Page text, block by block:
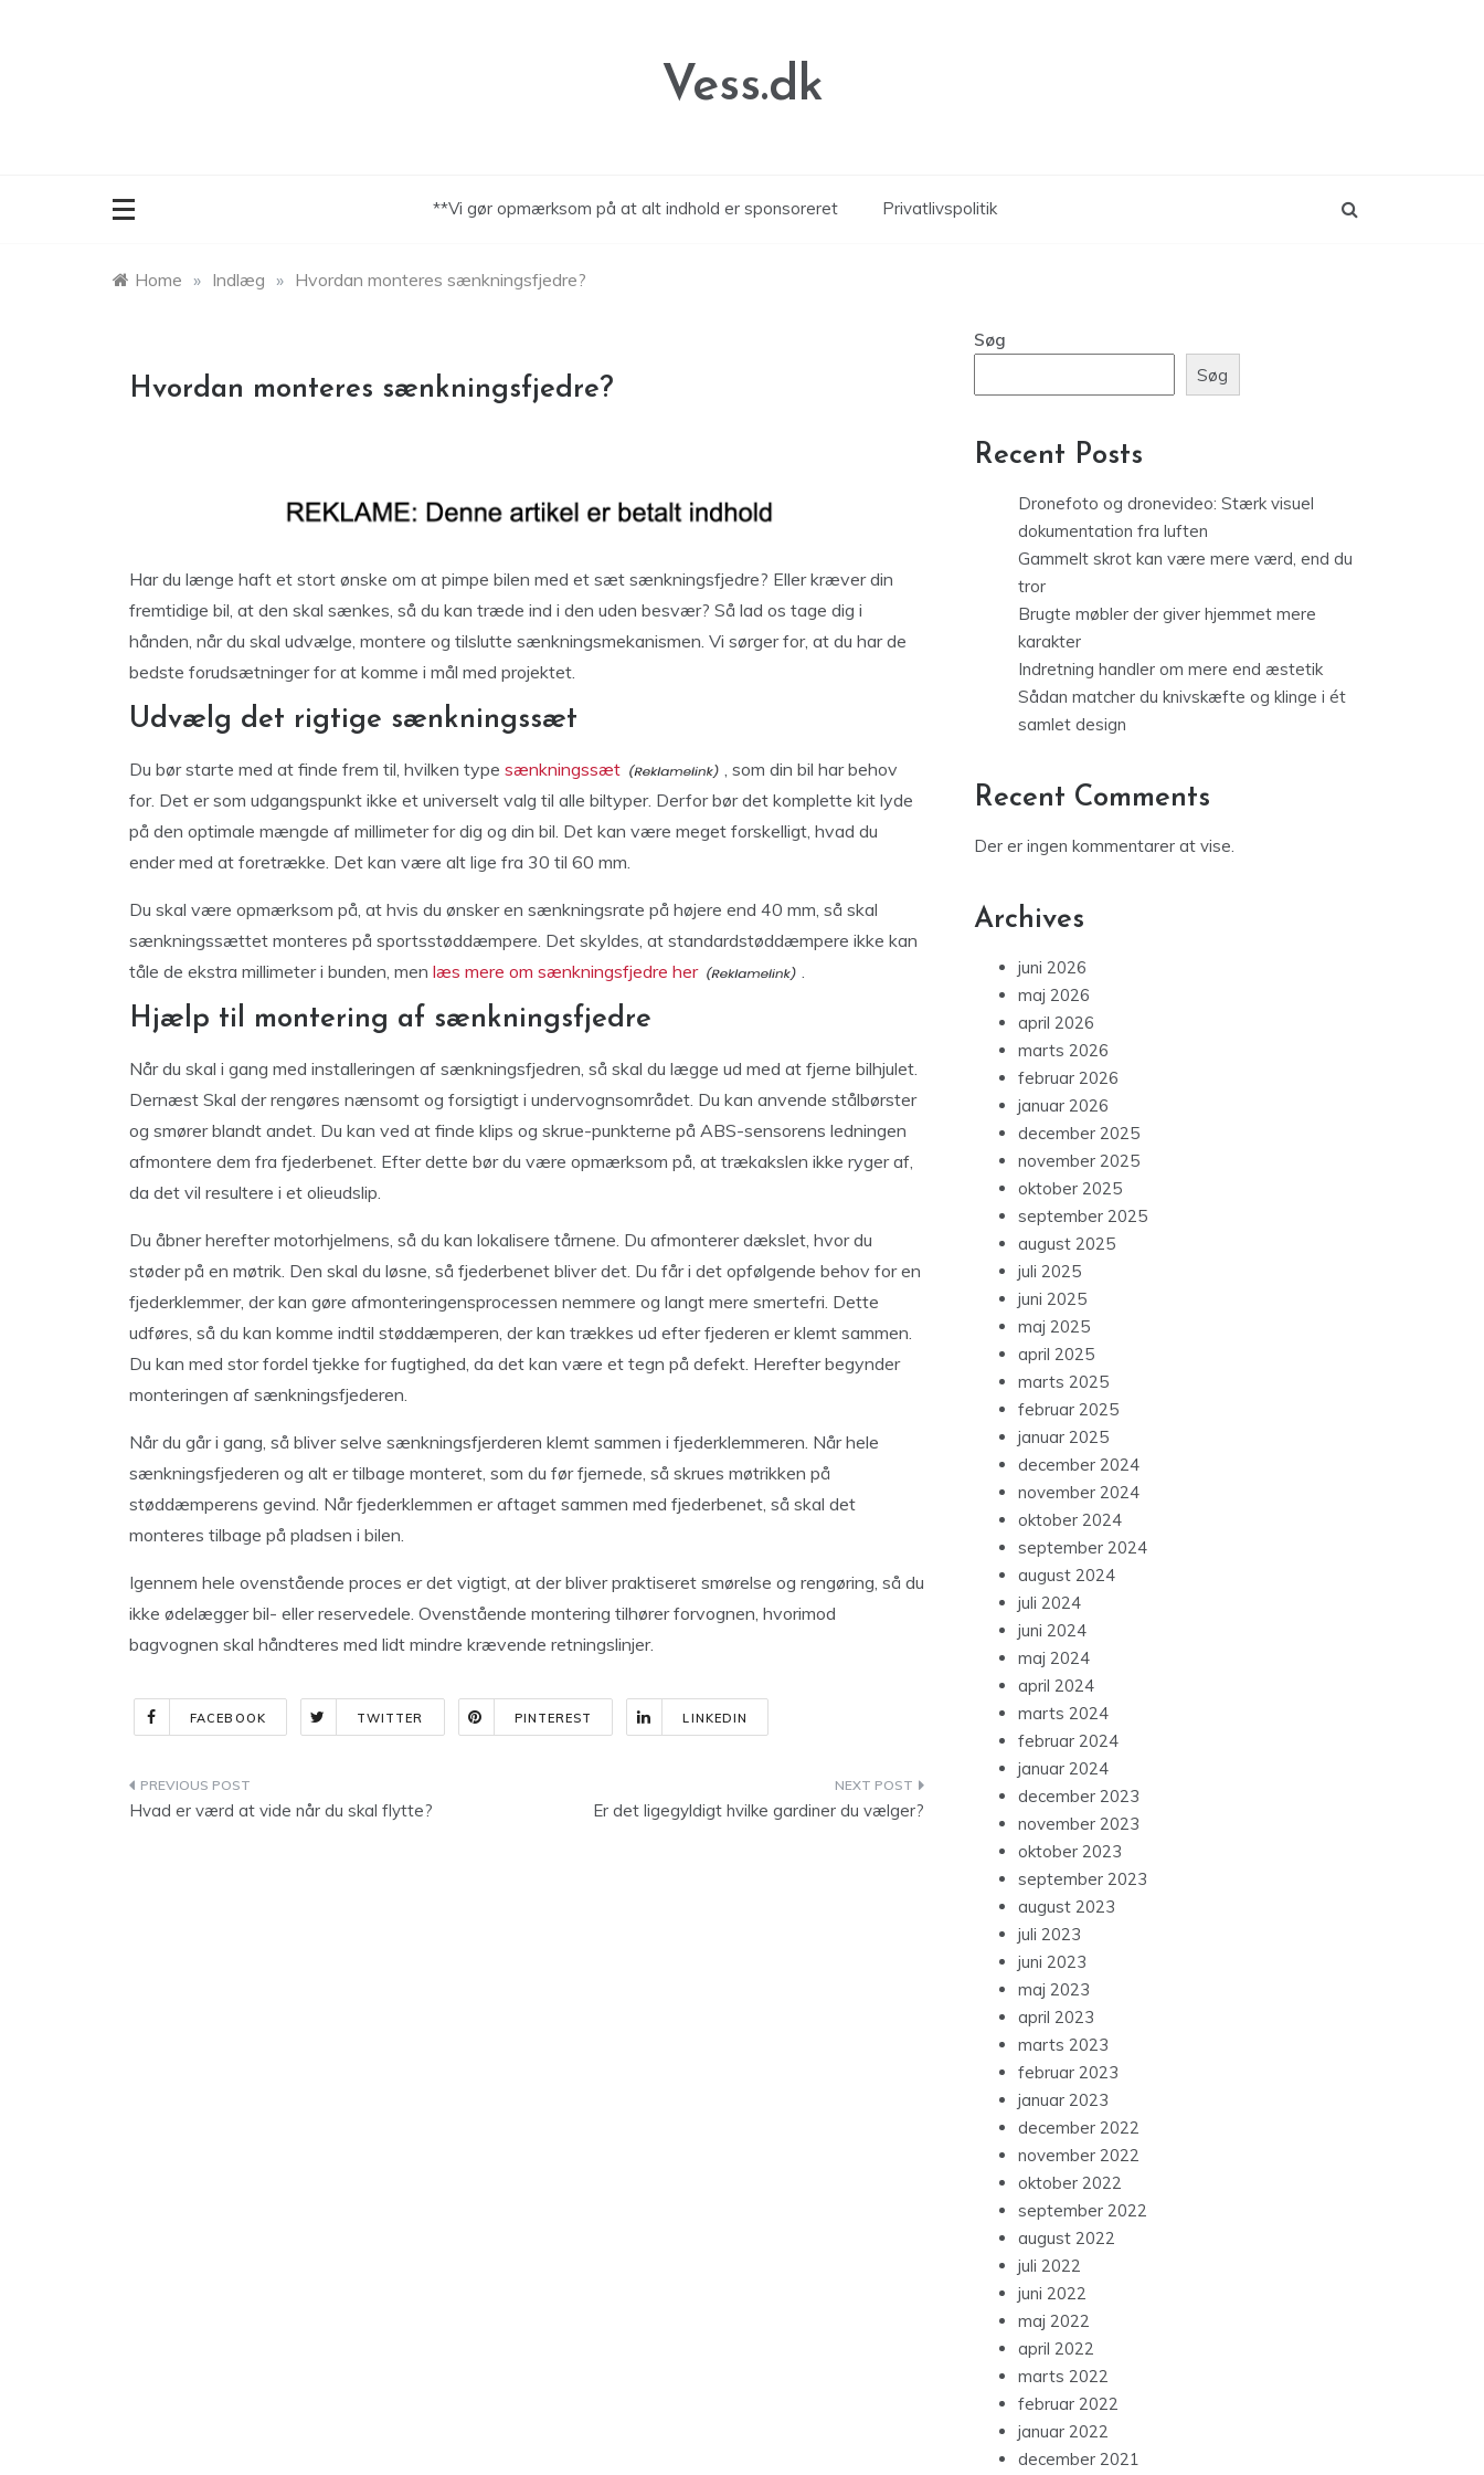
Vess.dk
**Vi gør opmærksom på at alt indhold er sponsoreret Privatlivspolitik
Home » Indlæg » Hvordan monteres sænkningsfjedre?
Hvordan monteres sænkningsfjedre?
Har du længe haft et stort ønske om at pimpe bilen med et sæt sænkningsfjedre? Eller kræver din
fremtidige bil, at den skal sænkes, så du kan træde ind i den uden besvær? Så lad os tage dig i
hånden, når du skal udvælge, montere og tilslutte sænkningsmekanismen. Vi sørger for, at du har de
bedste forudsætninger for at komme i mål med projektet.
Udvælg det rigtige sænkningssæt
Du bør starte med at finde frem til, hvilken type sænkningssæt
, som din bil har behov
for. Det er som udgangspunkt ikke et universelt valg til alle biltyper. Derfor bør det komplette kit lyde
på den optimale mængde af millimeter for dig og din bil. Det kan være meget forskelligt, hvad du
ender med at foretrække. Det kan være alt lige fra 30 til 60 mm.
Du skal være opmærksom på, at hvis du ønsker en sænkningsrate på højere end 40 mm, så skal
sænkningssættet monteres på sportsstøddæmpere. Det skyldes, at standardstøddæmpere ikke kan
tåle de ekstra millimeter i bunden, men læs mere om sænkningsfjedre her .
Hjælp til montering af sænkningsfjedre
Når du skal i gang med installeringen af sænkningsfjedren, så skal du lægge ud med at fjerne bilhjulet.
Dernæst Skal der rengøres nænsomt og forsigtigt i undervognsområdet. Du kan anvende stålbørster
og smører blandt andet. Du kan ved at finde klips og skrue-punkterne på ABS-sensorens ledningen
afmontere dem fra fjederbenet. Efter dette bør du være opmærksom på, at trækakslen ikke ryger af,
da det vil resultere i et olieudslip.
Du åbner herefter motorhjelmens, så du kan lokalisere tårnene. Du afmonterer dækslet, hvor du
støder på en møtrik. Den skal du løsne, så fjederbenet bliver det. Du får i det opfølgende behov for en
fjederklemmer, der kan gøre afmonteringensprocessen nemmere og langt mere smertefri. Dette
udføres, så du kan komme indtil støddæmperen, der kan trækkes ud efter fjederen er klemt sammen.
Du kan med stor fordel tjekke for fugtighed, da det kan være et tegn på defekt. Herefter begynder
monteringen af sænkningsfjederen.
Når du går i gang, så bliver selve sænkningsfjerderen klemt sammen i fjederklemmeren. Når hele
sænkningsfjederen og alt er tilbage monteret, som du før fjernede, så skrues møtrikken på
støddæmperens gevind. Når fjederklemmen er aftaget sammen med fjederbenet, så skal det
monteres tilbage på pladsen i bilen.
Igennem hele ovenstående proces er det vigtigt, at der bliver praktiseret smørelse og rengøring, så du
ikke ødelægger bil- eller reservedele. Ovenstående montering tilhører forvognen, hvorimod
bagvognen skal håndteres med lidt mindre krævende retningslinjer.
FACEBOOK TWITTER PINTEREST LINKEDIN
Indlægsnavigation
Hvad er værd at vide når du skal flytte? Er det ligegyldigt hvilke gardiner du vælger?
Søg
Søg
Recent Posts
Dronefoto og dronevideo: Stærk visuel
dokumentation fra luften
Gammelt skrot kan være mere værd, end du
tror
Brugte møbler der giver hjemmet mere
karakter
Indretning handler om mere end æstetik
Sådan matcher du knivskæfte og klinge i ét
samlet design
Recent Comments
Der er ingen kommentarer at vise.
Archives
juni 2026
maj 2026
april 2026
marts 2026
februar 2026
januar 2026
december 2025
november 2025
oktober 2025
september 2025
august 2025
juli 2025
juni 2025
maj 2025
april 2025
marts 2025
februar 2025
januar 2025
december 2024
november 2024
oktober 2024
september 2024
august 2024
juli 2024
juni 2024
maj 2024
april 2024
marts 2024
februar 2024
januar 2024
december 2023
november 2023
oktober 2023
september 2023
august 2023
juli 2023
juni 2023
maj 2023
april 2023
marts 2023
februar 2023
januar 2023
december 2022
november 2022
oktober 2022
september 2022
august 2022
juli 2022
juni 2022
maj 2022
april 2022
marts 2022
februar 2022
januar 2022
december 2021